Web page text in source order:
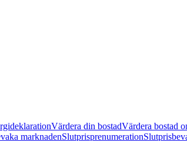
Värdera din bostadVärdera bostad
marknadenSlutprisprenumeration